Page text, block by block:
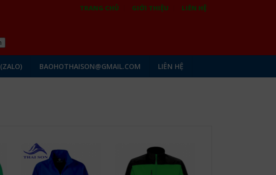
TRANG CHỦ GIỚI THIỆU LIÊN HỆ
BAOHOTHAISON@GMAIL.COM LIÊN HỆ